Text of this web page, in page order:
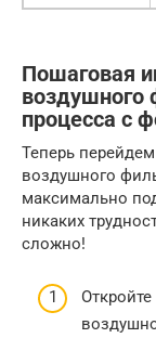
Пошаговая
воздушного
процесса с
Теперь
воздушного
максимально
никаких
сложно!